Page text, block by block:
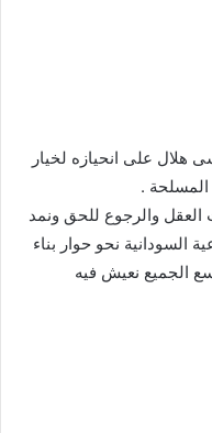
هلال على انحيازه لخيار
.
العقل والرجوع للحق ونمد
السودانية نحو حوار بناء
الجميع نعيش فيه